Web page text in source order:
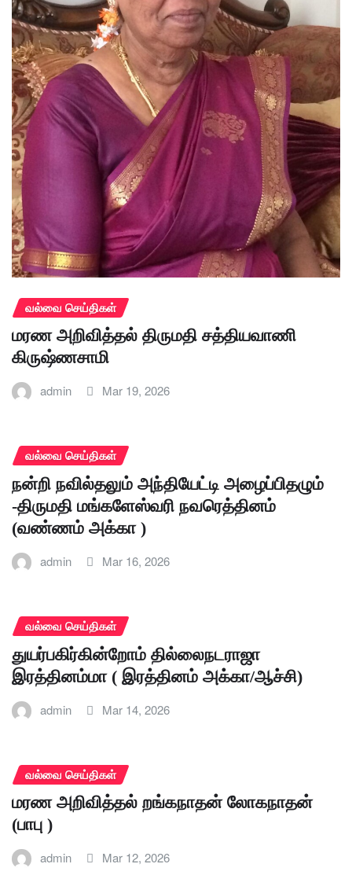
வல்வை செய்திகள்
மரண அறிவித்தல் திருமதி சத்தியவாணி
கிருஷ்ணசாமி
admin Mar 19, 2026
வல்வை செய்திகள்
நன்றி நவில்தலும் அந்தியேட்டி அழைப்பிதழும்
-திருமதி மங்களேஸ்வரி நவரெத்தினம்
(வண்ணம் அக்கா )
admin Mar 16, 2026
வல்வை செய்திகள்
துயர்பகிர்கின்றோம் தில்லைநடராஜா
இரத்தினம்மா ( இரத்தினம் அக்கா/ஆச்சி)
admin Mar 14, 2026
வல்வை செய்திகள்
மரண அறிவித்தல் றங்கநாதன் லோகநாதன்
(பாபு )
admin Mar 12, 2026